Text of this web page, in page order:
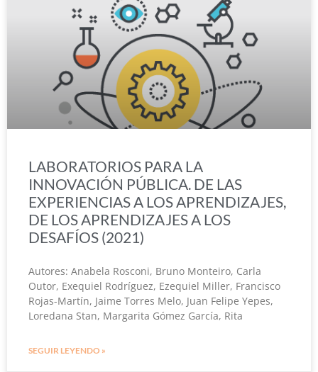
LABORATORIOS PARA LA
INNOVACIÓN PÚBLICA. DE LAS
EXPERIENCIAS A LOS APRENDIZAJES,
DE LOS APRENDIZAJES A LOS
DESAFÍOS (2021)
Autores: Anabela Rosconi, Bruno Monteiro, Carla
Outor, Exequiel Rodríguez, Ezequiel Miller, Francisco
Rojas-Martín, Jaime Torres Melo, Juan Felipe Yepes,
Loredana Stan, Margarita Gómez García, Rita
SEGUIR LEYENDO »